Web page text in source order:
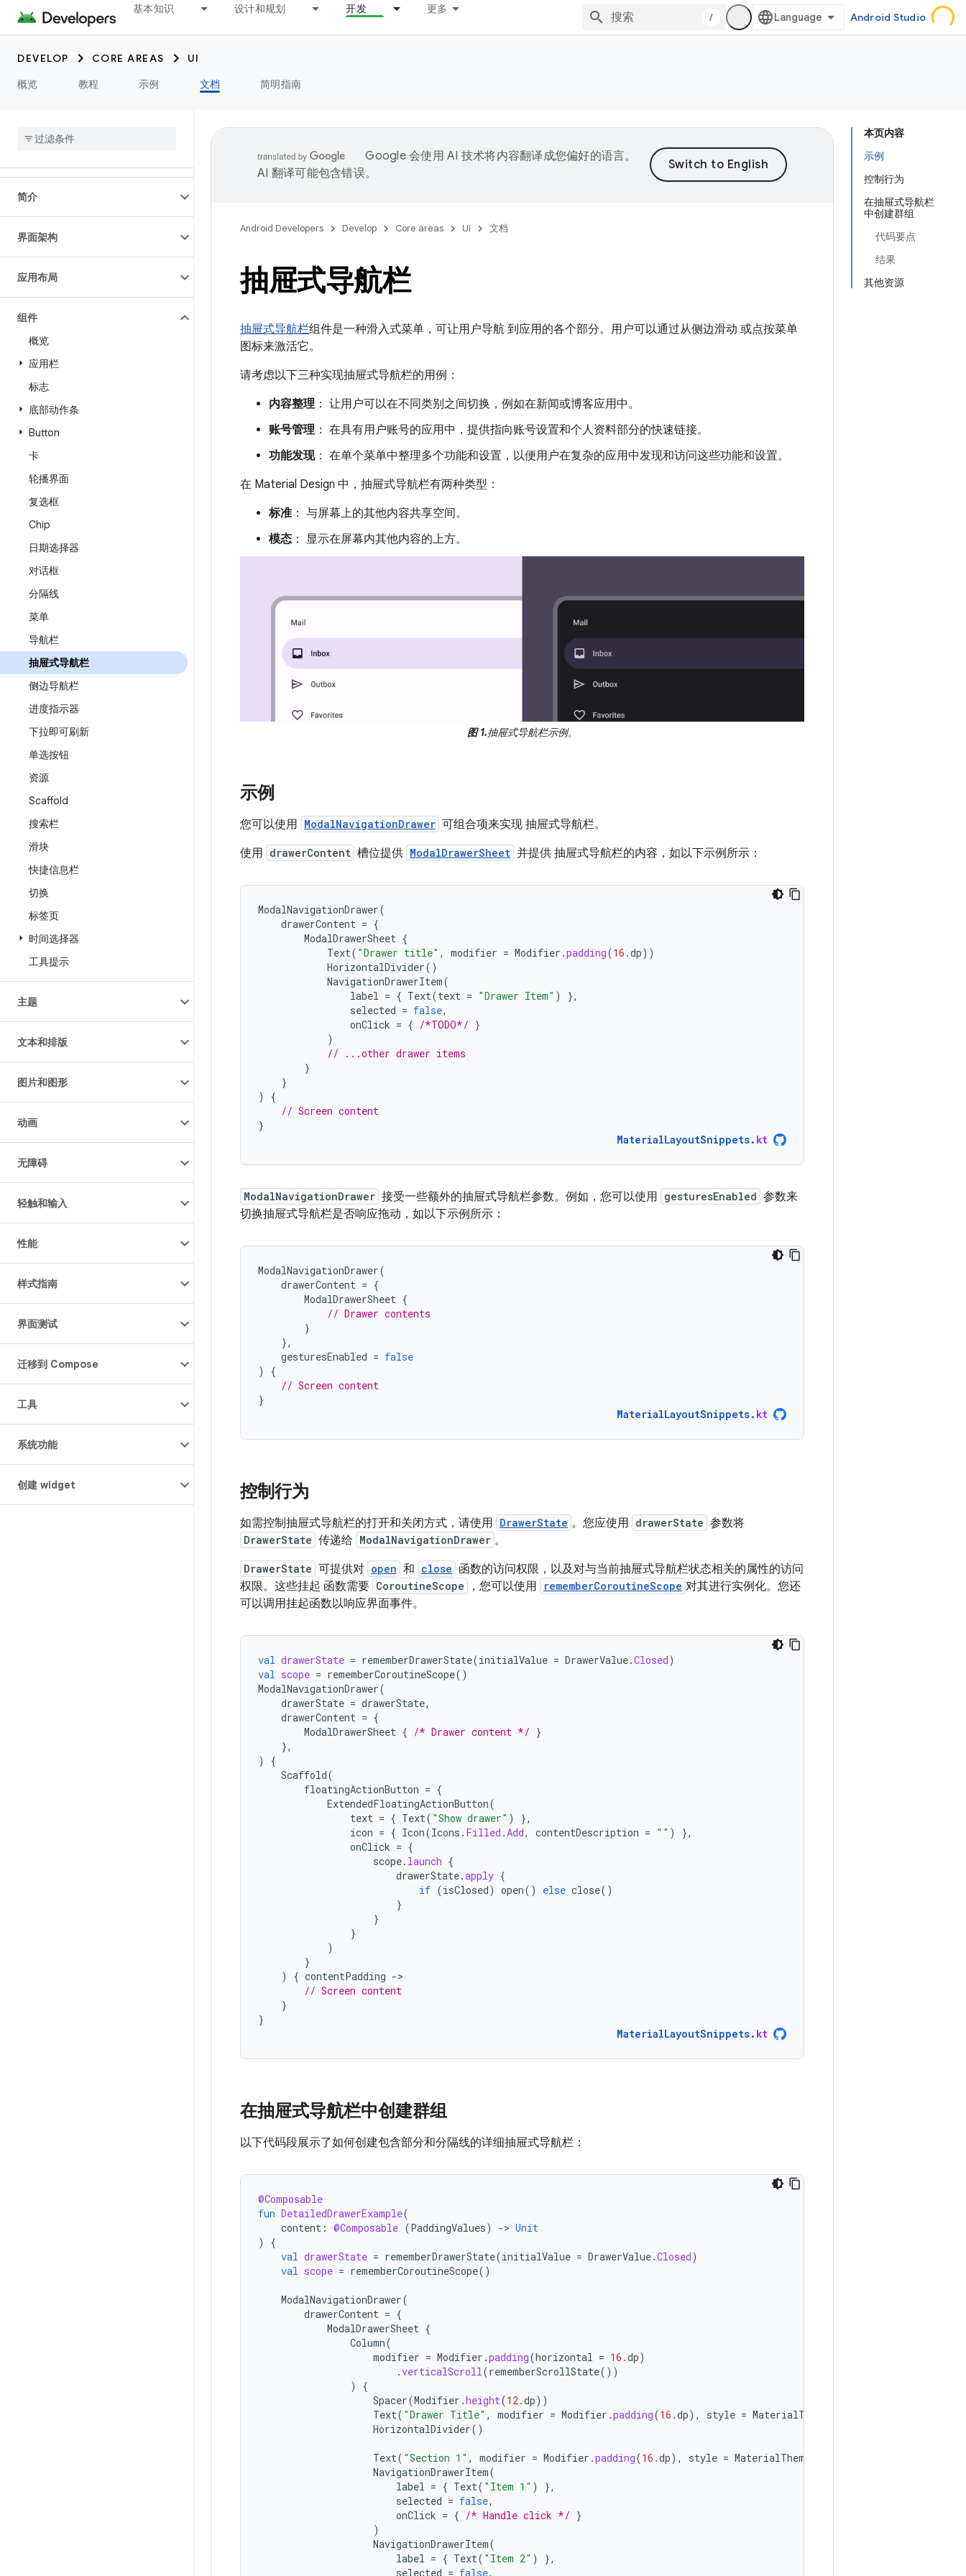
基本知识 设计和规划 开发 更多
/ Android Studio
DEVELOP CORE AREAS
UI
概览
教程 示例 文档 简明指南
简介
界面架构
应用布局
组件
概览
应用栏
标志
底部动作条
Button
卡
轮播界面
复选框
Chip
日期选择器
对话框
分隔线
菜单
导航栏
抽屉式导航栏
侧边导航栏
进度指示器
下拉即可刷新
单选按钮
资源
Scaffold
搜索栏
滑块
快捷信息栏
切换
标签页
时间选择器
工具提示
主题
文本和排版
图片和图形
动画
无障碍
轻触和输入
性能
样式指南
界面测试
迁移到 Compose
工具
系统功能
创建 widget
本页内容
示例
控制行为
在抽屉式导航栏
中创建群组
代码要点
结果
其他资源
Google 会使用 AI 技术将内容翻译成您偏好的语言。
AI 翻译可能包含错误。
Android Developers Develop Core areas UI 文档
抽屉式导航栏
抽屉式导航栏组件是一种滑入式菜单，可让用户导航 到应用的各个部分。用户可以通过从侧边滑动 或点按菜单
图标来激活它。
请考虑以下三种实现抽屉式导航栏的用例：
内容整理： 让用户可以在不同类别之间切换，例如在新闻或博客应用中。
账号管理： 在具有用户账号的应用中，提供指向账号设置和个人资料部分的快速链接。
功能发现： 在单个菜单中整理多个功能和设置，以便用户在复杂的应用中发现和访问这些功能和设置。
在 Material Design 中，抽屉式导航栏有两种类型：
标准 ： 与屏幕上的其他内容共享空间。
模态 ： 显示在屏幕内其他内容的上方。
图 1.抽屉式导航栏示例。
示例
您可以使用 ModalNavigationDrawer 可组合项来实现 抽屉式导航栏。
使用 drawerContent 槽位提供 ModalDrawerSheet 并提供 抽屉式导航栏的内容，如以下示例所示：
ModalNavigationDrawer(
drawerContent = {
ModalDrawerSheet {
Text( "Drawer title" , modifier = Modifier .padding(16.dp))
HorizontalDivider()
NavigationDrawerItem(
label = { Text(text = "Drawer Item" )
},
selected = false,
onClick = { /*TODO*/ }
)
// ...other drawer items
}
}
)
{
// Screen content
}
MaterialLayoutSnippets. kt
ModalNavigationDrawer 接受一些额外的抽屉式导航栏参数。例如，您可以使用 gesturesEnabled 参数来
切换抽屉式导航栏是否响应拖动，如以下示例所示：
ModalNavigationDrawer(
drawerContent = {
ModalDrawerSheet {
// Drawer contents
}
},
gesturesEnabled = false
)
{
// Screen content
}
MaterialLayoutSnippets. kt
控制行为
如需控制抽屉式导航栏的打开和关闭方式，请使用 DrawerState 。您应使用 drawerState 参数将
DrawerState 传递给 ModalNavigationDrawer 。
DrawerState 可提供对 open 和 close 函数的访问权限，以及对与当前抽屉式导航栏状态相关的属性的访问
权限。这些挂起 函数需要 CoroutineScope ，您可以使用 rememberCoroutineScope 对其进行实例化。您还
可以调用挂起函数以响应界面事件。
val drawerState = rememberDrawerState(initialValue = DrawerValue.Closed)
val scope = rememberCoroutineScope()
ModalNavigationDrawer(
drawerState = drawerState,
drawerContent = {
ModalDrawerSheet { /* Drawer content */ }
},
)
{
Scaffold(
floatingActionButton = {
ExtendedFloatingActionButton(
text = { Text( "Show drawer" )
},
icon = { Icon(Icons . Filled .Add, contentDescription = "" )
},
onClick = {
scope. launch {
drawerState.apply {
if (isClosed) open() else close()
}
}
}
)
}
)
{ contentPadding -
// Screen content
}
}
MaterialLayoutSnippets. kt
在抽屉式导航栏中创建群组
以下代码段展示了如何创建包含部分和分隔线的详细抽屉式导航栏：
@Composable
fun DetailedDrawerExample(
content : @Composable (PaddingValues) -> Unit
)
{
val drawerState = rememberDrawerState(initialValue = DrawerValue.Closed)
val scope = rememberCoroutineScope()
ModalNavigationDrawer(
drawerContent = {
ModalDrawerSheet {
Column(
modifier = Modifier .padding(horizontal = 16.dp)
.verticalScroll(rememberScrollState())
)
{
Spacer(Modifier .height(12.dp))
Text( "Drawer Title" , modifier = Modifier .padding(16.dp), style = MaterialTheme
HorizontalDivider()
Text( "Section 1" , modifier = Modifier .padding(16.dp), style = MaterialTheme
NavigationDrawerItem(
label = { Text( "Item 1" )
},
selected = false,
onClick = { /* Handle click */ }
)
NavigationDrawerItem(
label = { Text( "Item 2" )
},
selected = false,